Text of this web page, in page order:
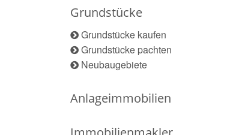
Grundstücke
Grundstücke kaufen
Grundstücke pachten
Neubaugebiete
Anlageimmobilien